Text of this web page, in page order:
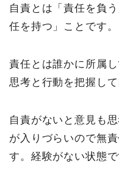
自責とは「責任を負
任を持つ」ことです。
責任とは誰かに所属
思考と行動を把握し
自責がないと意見も
が入りづらいので無
す。経験がない状態で